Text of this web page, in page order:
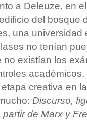
a Deleuze, en el
del bosque
una universidad
no tenían
no existían los
académicos.
creativa en
Discurso,
partir de Marx y